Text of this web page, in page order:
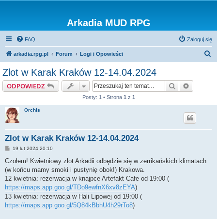
Arkadia MUD RPG
FAQ Zaloguj się
arkadia.rpg.pl Forum Logi i Opowieści
Zlot w Karak Kraków 12-14.04.2024
ODPOWIEDZ Szukaj
Posty: 1 • Strona 1 z 1
Orchis
Zlot w Karak Kraków 12-14.04.2024
P
s
19 lut 2024 20:10
Czołem! Kwietniowy zlot Arkadii odbędzie się w zerrikańskich klimatach
(w końcu mamy smoki i pustynię obok!) Krakowa.
12 kwietnia: rezerwacja w knajpce Artefakt Cafe od 19:00 (
https://maps.app.goo.gl/TDo9ewfnX6xv8zEYA)
13 kwietnia: rezerwacja w Hali Lipowej od 19:00 (
https://maps.app.goo.gl/5Q84kBbhU4h29rTo8)